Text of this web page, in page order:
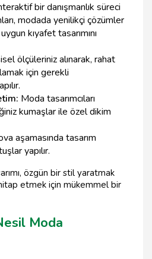
bir danışmanlık süreci
modada yenilikçi çözümler
kıyafet tasarımını
ölçüleriniz alınarak, rahat
için gerekli
Moda tasarımcıları
kumaşlar ile özel dikim
aşamasında tasarım
yapılır.
özgün bir stil yaratmak
etmek için mükemmel bir
Moda